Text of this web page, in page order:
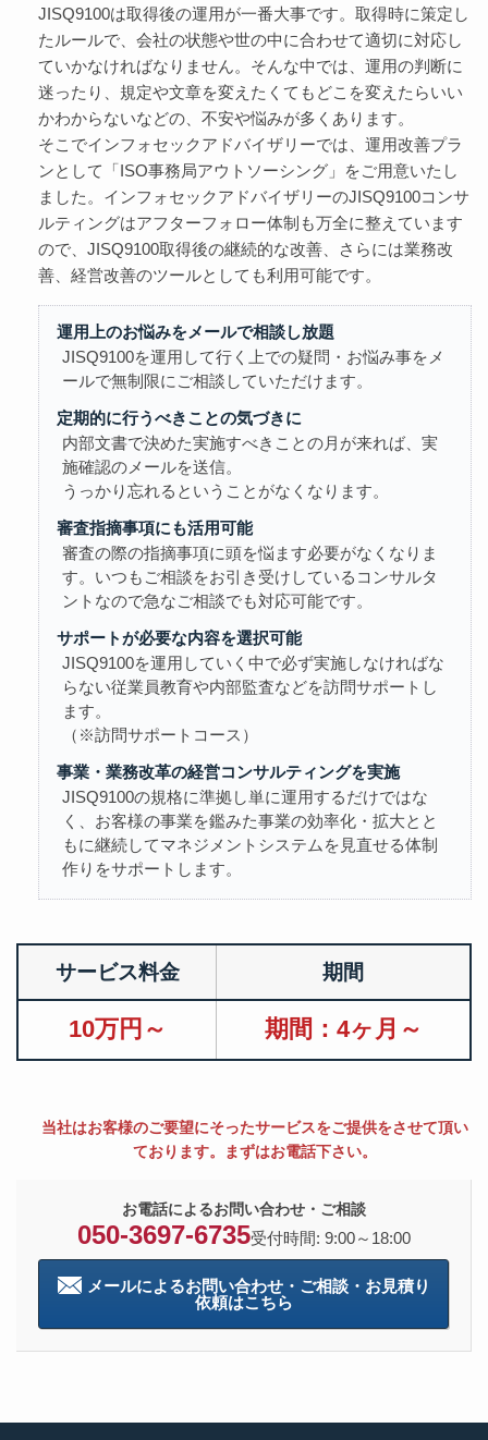
JISQ9100は取得後の運用が一番大事です。取得時に策定し
たルールで、会社の状態や世の中に合わせて適切に対応し
ていかなければなりません。そんな中では、運用の判断に
迷ったり、規定や文章を変えたくてもどこを変えたらいい
かわからないなどの、不安や悩みが多くあります。
そこでインフォセックアドバイザリーでは、運用改善プラ
ンとして「ISO事務局アウトソーシング」をご用意いたし
ました。インフォセックアドバイザリーのJISQ9100コンサ
ルティングはアフターフォロー体制も万全に整えています
ので、JISQ9100取得後の継続的な改善、さらには業務改
善、経営改善のツールとしても利用可能です。
運用上のお悩みをメールで相談し放題
JISQ9100を運用して行く上での疑問・お悩み事をメ
ールで無制限にご相談していただけます。
定期的に行うべきことの気づきに
内部文書で決めた実施すべきことの月が来れば、実
施確認のメールを送信。
うっかり忘れるということがなくなります。
審査指摘事項にも活用可能
審査の際の指摘事項に頭を悩ます必要がなくなりま
す。いつもご相談をお引き受けしているコンサルタ
ントなので急なご相談でも対応可能です。
サポートが必要な内容を選択可能
JISQ9100を運用していく中で必ず実施しなければな
らない従業員教育や内部監査などを訪問サポートし
ます。
（※訪問サポートコース）
事業・業務改革の経営コンサルティングを実施
JISQ9100の規格に準拠し単に運用するだけではな
く、お客様の事業を鑑みた事業の効率化・拡大とと
もに継続してマネジメントシステムを見直せる体制
作りをサポートします。
サービス料金 期間
10万円～ 期間：4ヶ月～
当社はお客様のご要望にそったサービスをご提供をさせて頂い
ております。まずはお電話下さい。
お電話によるお問い合わせ・ご相談
050-3697-6735受付時間: 9:00～18:00
メールによるお問い合わせ・ご相談・お見積り
依頼はこちら